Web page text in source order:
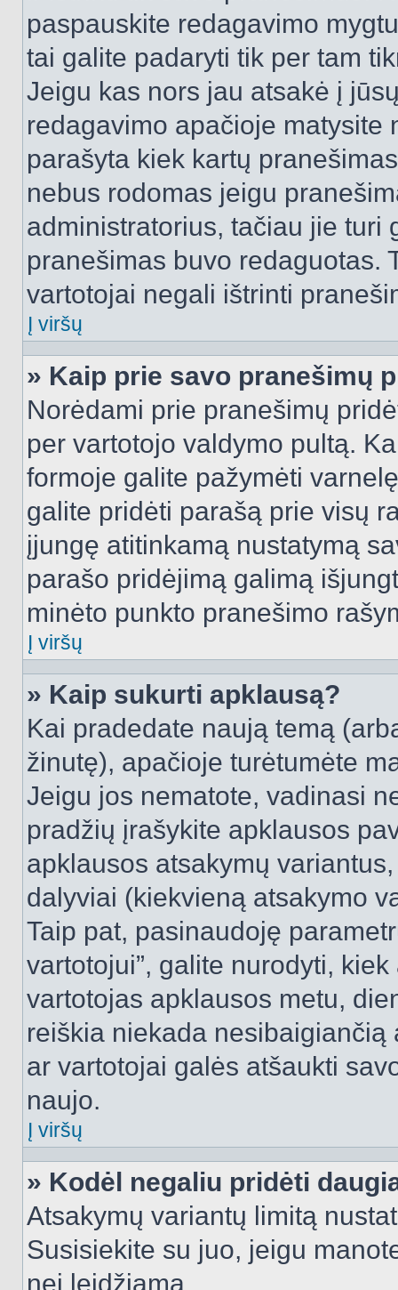
paspauskite redagavimo
tai galite padaryti tik per tam
Jeigu kas nors jau atsakė į
redagavimo apačioje matysite
parašyta kiek kartų
nebus rodomas jeigu
administratorius, tačiau jie turi
pranešimas buvo redaguotas.
vartotojai negali ištrinti
Į viršų
» Kaip prie savo pranešimų
Norėdami prie pranešimų
per vartotojo valdymo pultą.
formoje galite pažymėti
galite pridėti parašą prie visų
įjungę atitinkamą nustatymą
parašo pridėjimą galimą
minėto punkto pranešimo
Į viršų
» Kaip sukurti apklausą?
Kai pradedate naują temą
žinutę), apačioje turėtumėte
Jeigu jos nematote, vadinasi
pradžių įrašykite apklausos
apklausos atsakymų
dalyviai (kiekvieną atsakymo
Taip pat, pasinaudoję
vartotojui”, galite nurodyti,
vartotojas apklausos metu,
reiškia niekada
ar vartotojai galės atšaukti
naujo.
Į viršų
» Kodėl negaliu pridėti
Atsakymų variantų limitą
Susisiekite su juo, jeigu
nei leidžiama.